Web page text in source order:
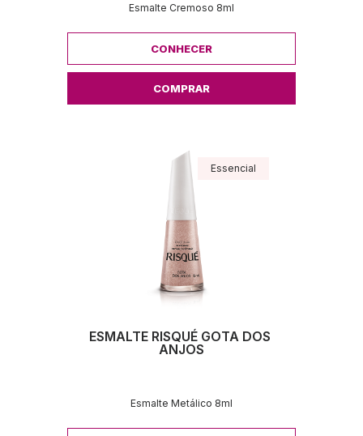
Esmalte Cremoso 8ml
CONHECER
COMPRAR
Essencial
ESMALTE RISQUÉ GOTA DOS
ANJOS
Esmalte Metálico 8ml